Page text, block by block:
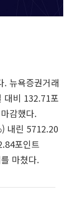
. 뉴욕증권거래
대비 132.71포
감했다.
내린 5712.20
포인트
마쳤다.